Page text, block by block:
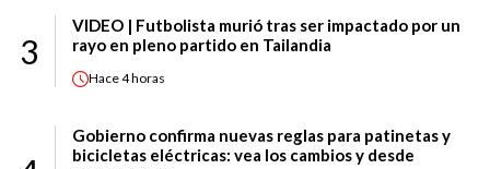
3
VIDEO | Futbolista murió tras ser impactado por un
rayo en pleno partido en Tailandia
Hace4 horas
Gobierno confirma nuevas reglas para patinetas y
bicicletas eléctricas: vea los cambios y desde